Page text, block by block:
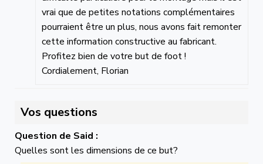
vrai que de petites notations complémentaires
pourraient être un plus, nous avons fait remonter
cette information constructive au fabricant.
Profitez bien de votre but de foot !
Cordialement, Florian
Vos questions
Question de Said :
Quelles sont les dimensions de ce but?